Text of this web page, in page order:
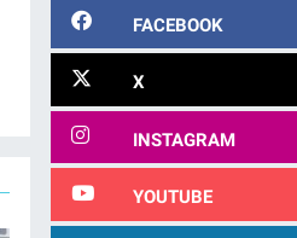
FACEBOOK
X
INSTAGRAM
YOUTUBE